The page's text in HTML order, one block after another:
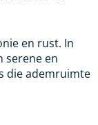
en rust. In
serene en
die ademruimte